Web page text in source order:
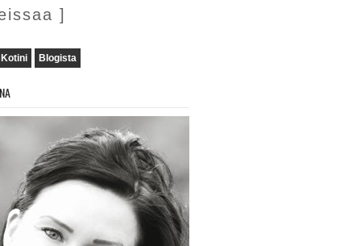
]
Kotini Blogista